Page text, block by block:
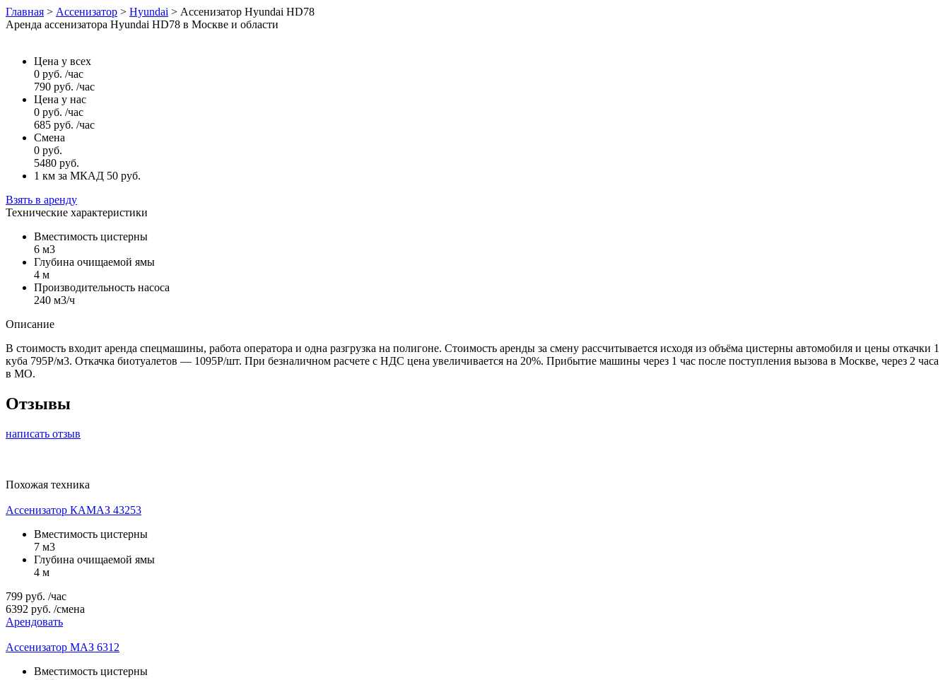
Главная > Ассенизатор > Hyundai > Ассенизатор Hyundai HD78
Аренда ассенизатора Hyundai HD78 в Москве и области
Цена у всех
0 руб. /час
790 руб. /час
Цена у нас
0 руб. /час
685 руб. /час
Смена
0 руб.
5480 руб.
1 км за МКАД 50 руб.
Взять в аренду
Технические характеристики
Вместимость цистерны
6 м3
Глубина очищаемой ямы
4 м
Производительность насоса
240 м3/ч
Описание
В стоимость входит аренда спецмашины, работа оператора и одна разгрузка на полигоне. Стоимость аренды за смену рассчитывается исходя из объёма цистерны автомобиля и цены откачки 1
куба 795Р/м3. Откачка биотуалетов — 1095Р/шт. При безналичном расчете с НДС цена увеличивается на 20%. Прибытие машины через 1 час после поступления вызова в Москве, через 2 часа
в МО.
Отзывы
написать отзыв
Похожая техника
Ассенизатор КАМАЗ 43253
Вместимость цистерны
7 м3
Глубина очищаемой ямы
4 м
799 руб. /час
6392 руб. /смена
Арендовать
Ассенизатор МАЗ 6312
Вместимость цистерны